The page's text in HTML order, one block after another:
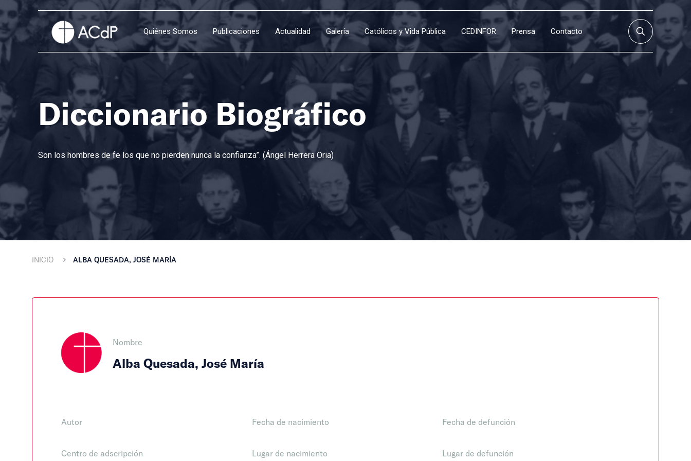
Quiénes Somos Publicaciones Actualidad Galería Católicos y Vida Pública CEDINFOR Prensa Contacto
Diccionario Biográfico
Son los hombres de fe los que no pierden nunca la confianza”. (Ángel Herrera Oria)
INICIO ALBA QUESADA, JOSÉ MARÍA
Nombre
Alba Quesada, José María
Autor
Centro de adscripción
Fecha de nacimiento
Lugar de nacimiento
Fecha de defunción
Lugar de defunción